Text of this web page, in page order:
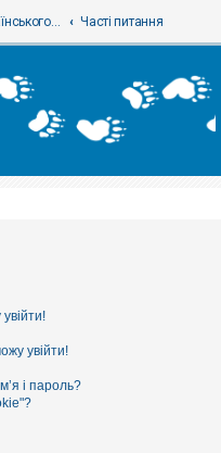
форум Українського теріологічного товариства Часті питання
увійти!
і пароль?